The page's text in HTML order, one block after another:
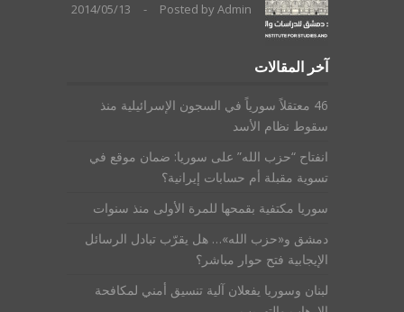
Posted byAdmin
-
2014/05/13
آخر المقالات
46 معتقلاً سورياً في السجون الإسرائيلية منذ
سقوط نظام الأسد
انفتاح “حزب الله” على سوريا: ضمان موقع في
تسوية مقبلة أم حسابات إيرانية؟
سوريا مكتفية بقمحها للمرة الأولى منذ سنوات
دمشق و«حزب الله»… هل يقرّب تبادل الرسائل
الإيجابية فتح حوار مباشر؟
لبنان وسوريا يفعلان آلية تنسيق أمني لمكافحة